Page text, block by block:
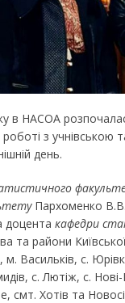
в НАСОА
роботі з
день.
Пархоменко
доцента кафедри
та райони
м. Васильків, с.
с. Лютіж, с. Нові-
смт. Хотів та